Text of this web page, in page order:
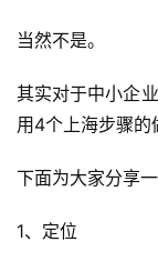
当然不是。
其实对于中小企
用4个上海步骤的
下面为大家分享
1、定位